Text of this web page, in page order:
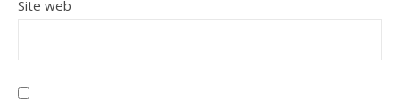
Site web